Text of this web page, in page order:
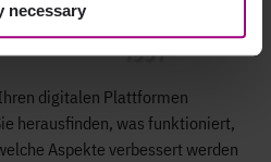
necessary
digitalen Plattformen
herausfinden, was funktioniert,
Aspekte verbessert werden